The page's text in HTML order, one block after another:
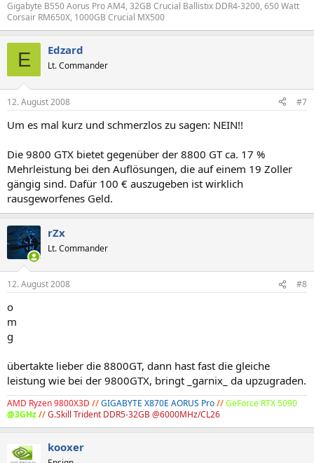
Gigabyte B550 Aorus Pro AM4, 32GB Crucial Ballistix DDR4-3200, 650 Watt
Corsair RM650X, 1000GB Crucial MX500
E Edzard
Lt. Commander
12. August 2008 #7
Um es mal kurz und schmerzlos zu sagen: NEIN!!
Die 9800 GTX bietet gegenüber der 8800 GT ca. 17 %
Mehrleistung bei den Auflösungen, die auf einem 19 Zoller
gängig sind. Dafür 100 € auszugeben ist wirklich
rausgeworfenes Geld.
rZx
Lt. Commander
12. August 2008 #8
o
m
g
übertakte lieber die 8800GT, dann hast fast die gleiche
leistung wie bei der 9800GTX, bringt _garnix_ da upzugraden.
AMD Ryzen 9800X3D //GIGABYTE X870E AORUS Pro//GeForce RTX 5090
@3GHz//G.Skill Trident DDR5-32GB @6000MHz/CL26
kooxer